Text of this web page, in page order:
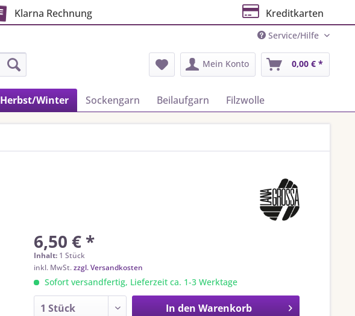
Klarna Rechnung Kreditkarten
Service/Hilfe
Mein Konto 0,00 € *
Herbst/Winter Sockengarn Beilaufgarn Filzwolle
6,50 € *
Inhalt: 1 Stück
inkl. MwSt.zzgl. Versandkosten
Sofort versandfertig, Lieferzeit ca. 1-3 Werktage
In den Warenkorb